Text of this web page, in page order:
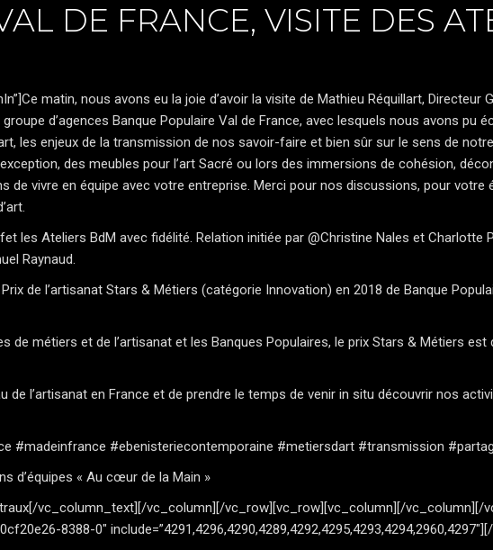
DE FRANCE, VISITE DES
matin, nous avons eu la joie d’avoir la visite de Mathieu Réquillart, Directeur
groupe d’agences Banque Populaire Val de France, avec lesquels nous avons pu
les enjeux de la transmission de nos savoir-faire et bien sûr sur le sens de
des meubles pour l’art Sacré ou lors des immersions de cohésion,
vivre en équipe avec votre entreprise. Merci pour nos discussions, pour votre
les Ateliers BdM avec fidélité. Relation initiée par @Christine Nales et Charlotte
Raynaud.
de l’artisanat Stars & Métiers (catégorie Innovation) en 2018 de Banque
de métiers et de l’artisanat et les Banques Populaires, le prix Stars & Métiers
de l’artisanat en France et de prendre le temps de venir in situ découvrir nos
#madeinfrance #ebenisteriecontemporaine #metiersdart #transmission
d’équipes « Au cœur de la Main »
vc_column_text][/vc_column][/vc_row][vc_row][vc_column][/vc_column][/
8388-0″